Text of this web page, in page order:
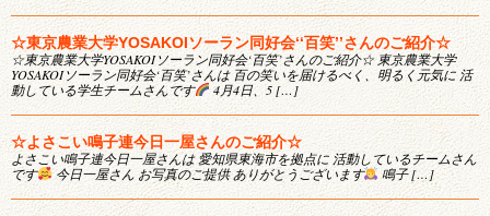
☆東京農業大学YOSAKOIソーラン同好会‘‘百笑’’さんのご紹介☆
☆東京農業大学YOSAKOIソーラン同好会‘百笑’さんのご紹介☆ 東京農業大学
YOSAKOIソーラン同好会‘百笑’さんは 百の笑いを届けるべく、明るく元気に 活
動している学生チームさんです
4月4日、5 […]
☆よさこい鳴子連今日一屋さんのご紹介☆
よさこい鳴子連今日一屋さんは 愛知県東海市を拠点に 活動しているチームさん
です
今日一屋さん お写真のご提供 ありがとうございます 鳴子 […]